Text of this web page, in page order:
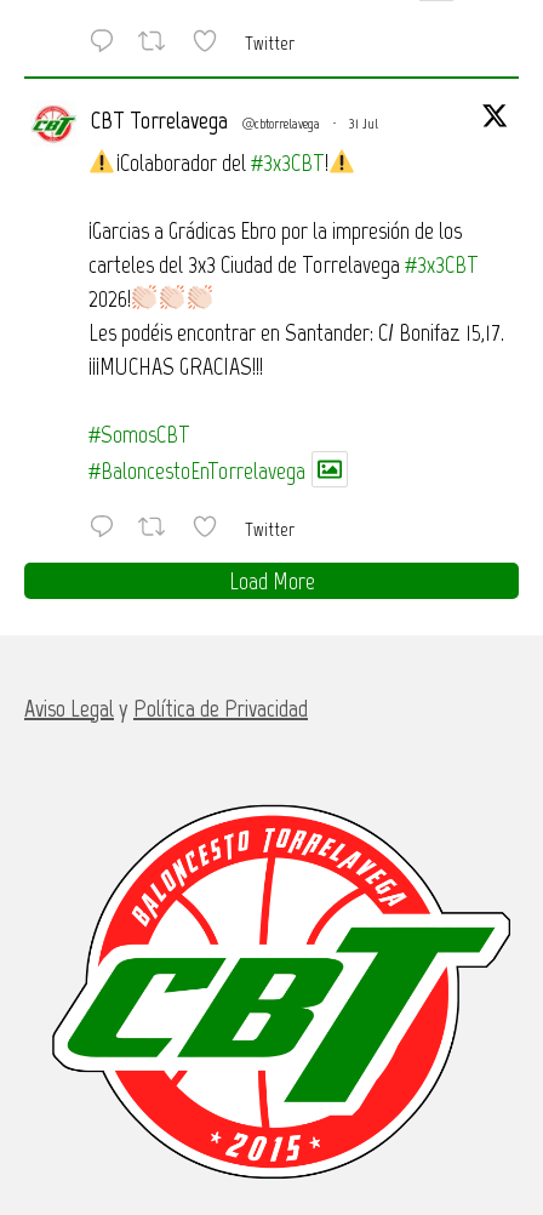
Twitter
CBT Torrelavega @cbtorrelavega · 31 Jul
¡Colaborador del #3x3CBT!
¡Garcias a Grádicas Ebro por la impresión de los
carteles del 3x3 Ciudad de Torrelavega #3x3CBT
2026!
Les podéis encontrar en Santander: C/ Bonifaz 15,17.
¡¡¡MUCHAS GRACIAS!!!
#SomosCBT
#BaloncestoEnTorrelavega
Twitter
Load More
Aviso Legal y Política de Privacidad